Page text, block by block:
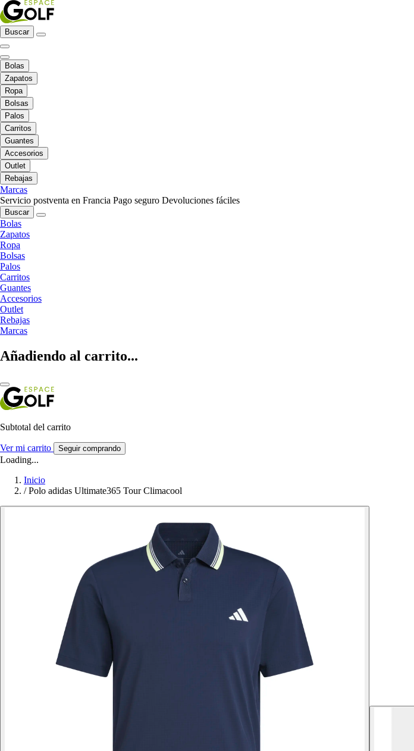
Buscar
Bolas
Zapatos
Ropa
Bolsas
Palos
Carritos
Guantes
Accesorios
Outlet
Rebajas
Marcas
Servicio postventa en Francia Pago seguro Devoluciones fáciles
Buscar
Bolas
Zapatos
Ropa
Bolsas
Palos
Carritos
Guantes
Accesorios
Outlet
Rebajas
Marcas
Añadiendo al carrito...
Subtotal del carrito
Ver mi carrito Seguir comprando
Loading...
Inicio
/ Polo adidas Ultimate365 Tour Climacool